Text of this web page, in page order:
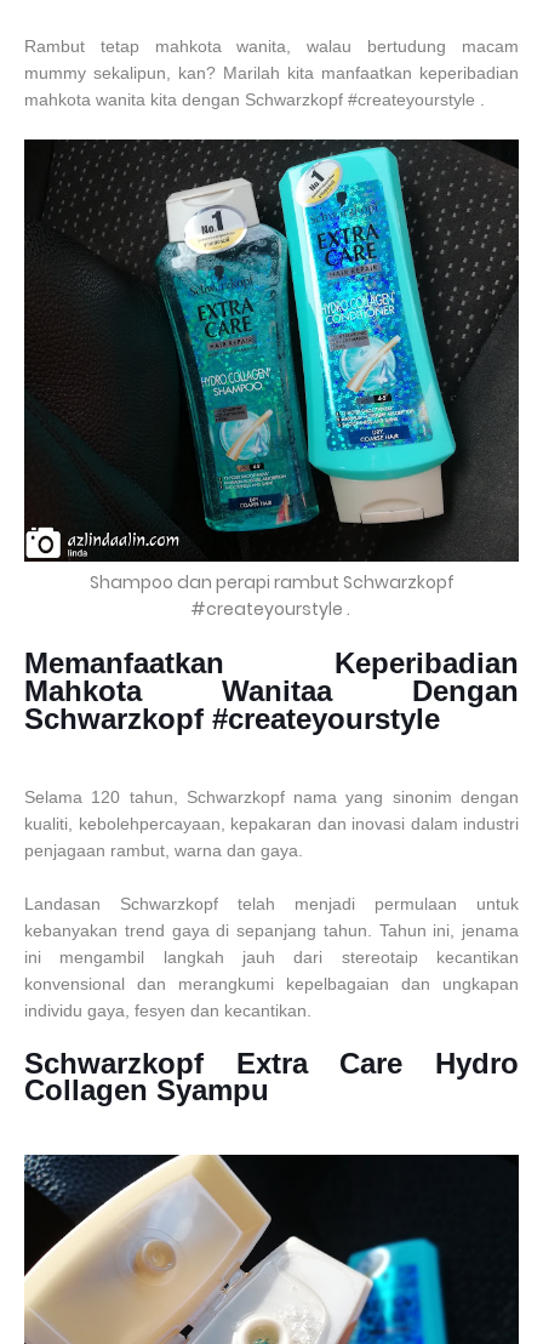
Rambut tetap mahkota wanita, walau bertudung macam
mummy sekalipun, kan? Marilah kita manfaatkan keperibadian
mahkota wanita kita dengan Schwarzkopf #createyourstyle .
Shampoo dan perapi rambut Schwarzkopf
#createyourstyle .
Memanfaatkan Keperibadian
Mahkota Wanitaa Dengan
Schwarzkopf #createyourstyle
Selama 120 tahun, Schwarzkopf nama yang sinonim dengan
kualiti, kebolehpercayaan, kepakaran dan inovasi dalam industri
penjagaan rambut, warna dan gaya.
Landasan Schwarzkopf telah menjadi permulaan untuk
kebanyakan trend gaya di sepanjang tahun. Tahun ini, jenama
ini mengambil langkah jauh dari stereotaip kecantikan
konvensional dan merangkumi kepelbagaian dan ungkapan
individu gaya, fesyen dan kecantikan.
Schwarzkopf Extra Care Hydro
Collagen Syampu